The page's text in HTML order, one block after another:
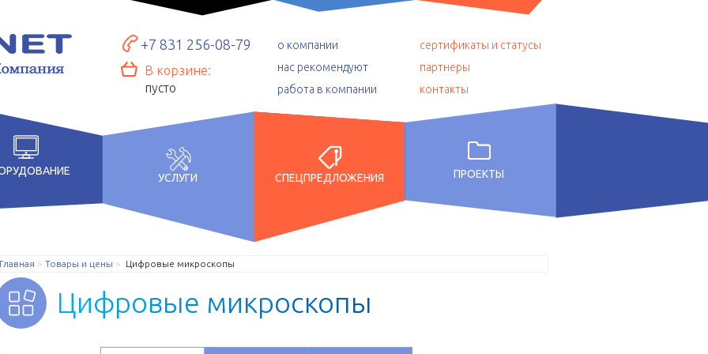
+7 831 256-08-79
В корзине:
пусто
о компании
нас рекомендуют
работа в компании
сертификаты и статусы
партнеры
контакты
УСЛУГИ СПЕЦПРЕДЛОЖЕНИЯ ПРОЕКТЫ
Главная Товары и цены Цифровые микроскопы
Цифровые микроскопы